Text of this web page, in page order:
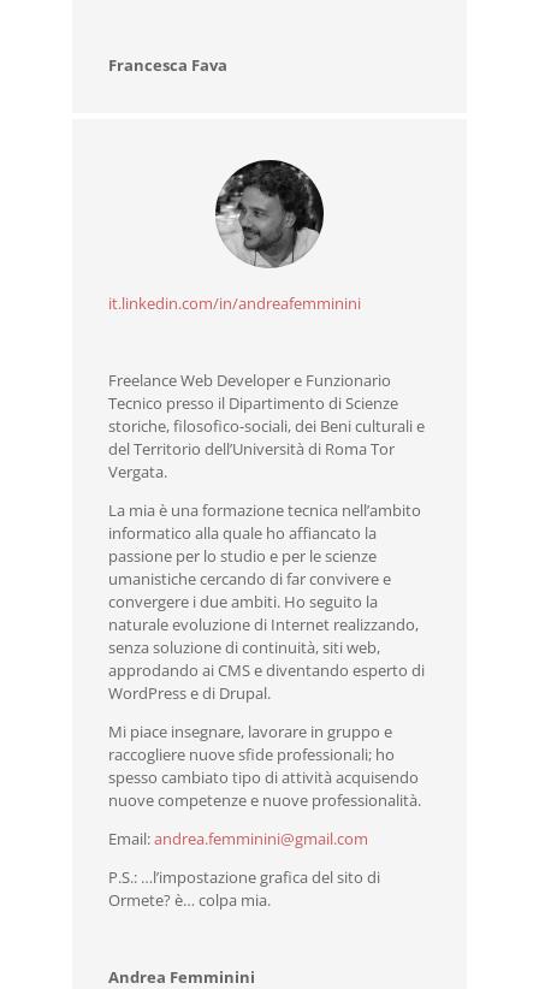
Francesca Fava
it.linkedin.com/in/andreafemminini
Freelance Web Developer e Funzionario
Tecnico presso il Dipartimento di Scienze
storiche, filosofico-sociali, dei Beni culturali e
del Territorio dell’Università di Roma Tor
Vergata.
La mia è una formazione tecnica nell’ambito
informatico alla quale ho affiancato la
passione per lo studio e per le scienze
umanistiche cercando di far convivere e
convergere i due ambiti. Ho seguito la
naturale evoluzione di Internet realizzando,
senza soluzione di continuità, siti web,
approdando ai CMS e diventando esperto di
WordPress e di Drupal.
Mi piace insegnare, lavorare in gruppo e
raccogliere nuove sfide professionali; ho
spesso cambiato tipo di attività acquisendo
nuove competenze e nuove professionalità.
Email:andrea.femminini@gmail.com
P.S.: …l’impostazione grafica del sito di
Ormete? è… colpa mia.
Andrea Femminini